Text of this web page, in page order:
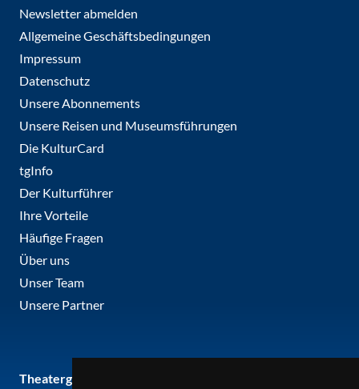
Newsletter abmelden
Allgemeine Geschäftsbedingungen
Impressum
Datenschutz
Unsere Abonnements
Unsere Reisen und Museumsführungen
Die KulturCard
tgInfo
Der Kulturführer
Ihre Vorteile
Häufige Fragen
Über uns
Unser Team
Unsere Partner
Theatergemeinde metropole ruhr